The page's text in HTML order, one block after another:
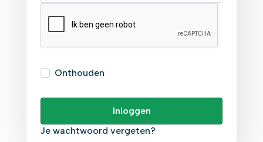
Onthouden
Inloggen
Je wachtwoord vergeten?